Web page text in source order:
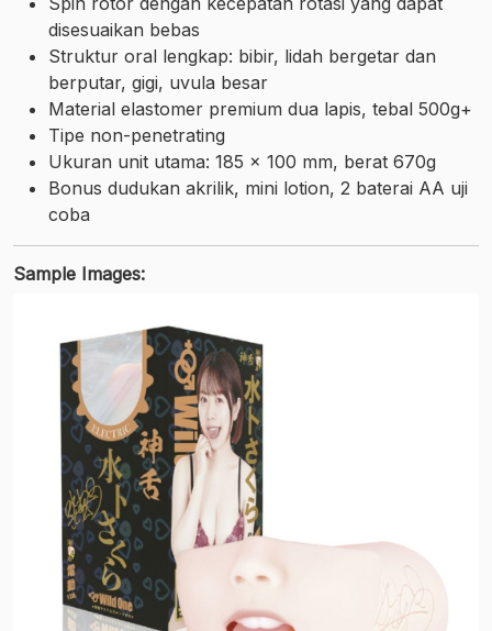
disesuaikan bebas
Struktur oral lengkap: bibir, lidah bergetar dan
berputar, gigi, uvula besar
Material elastomer premium dua lapis, tebal 500g+
Tipe non-penetrating
Ukuran unit utama: 185 x 100 mm, berat 670g
Bonus dudukan akrilik, mini lotion, 2 baterai AA uji
coba
Sample Images: